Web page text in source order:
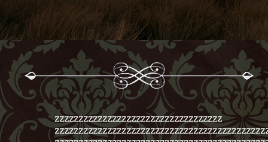
zzzzzzzzzzzzzzzzzzzzzzzzzzzzzzzzzzz